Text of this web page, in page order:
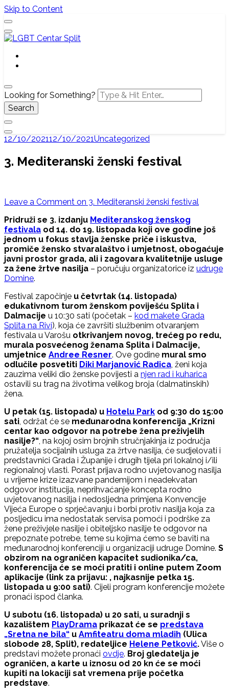
Skip to Content
LGBT Centar Split
Službena web stranica LGBT centra Split, Croatia
Looking for Something?
12/10/202112/10/2021Uncategorized
3. Mediteranski ženski festival
Leave a Comment on 3. Mediteranski ženski festival
Pridruži se 3. izdanju Mediteranskog ženskog
festivala od 14. do 19. listopada koji ove godine još
jednom u fokus stavlja ženske priče i iskustva,
promiče žensko stvaralaštvo i umjetnost, obogaćuje
javni prostor grada, ali i zagovara kvalitetnije usluge
za žene žrtve nasilja – poručuju organizatorice iz udruge
Domine.
Festival započinje u četvrtak (14. listopada)
edukativnom turom ženskom poviješću Splita i
Dalmacije u 10:30 sati (početak – kod makete Grada
Splita na Rivi), koja će završiti službenim otvaranjem
festivala u Varošu otkrivanjem novog, trećeg po redu,
murala posvećenog ženama Splita i Dalmacije,
umjetnice Andree Resner. Ove godine mural smo
odlučile posvetiti Diki Marjanović Radica, ženi koja
zauzima veliki dio ženske povijesti a njen rad i kuharica
ostavili su trag na životima velikog broja (dalmatinskih)
žena.
U petak (15. listopada) u Hotelu Park od 9:30 do 15:00
sati, održat će se međunarodna konferencija „Krizni
centar kao odgovor na potrebe žena preživjelih
nasilje?“, na kojoj osim brojnih stručnjakinja iz područja
pružatelja socijalnih usluga za žrtve nasilja, će sudjelovati i
predstavnici Grada i Županije i drugih tijela pri lokalnoj i/ili
regionalnoj vlasti. Porast prijava rodno uvjetovanog nasilja
u vrijeme krize izazvane pandemijom i neadekvatan
odgovor institucija, neprihvaćanje koncepta rodno
uvjetovanog nasilja i nedosljedna primjena Konvencije
Vijeća Europe o sprječavanju i borbi protiv nasilja koja za
posljedicu ima nedostatak servisa pomoći i podrške za
žene preživjele nasilje i obiteljsko nasilje te odgovor na
prepoznate potrebe, teme su kojima ćemo se baviti na
međunarodnoj konferenciji u organizaciji udruge Domine. S
obzirom na ograničen kapacitet sudionika/ca,
konferencija će se moći pratiti i online putem Zoom
aplikacije (link za prijavu: , najkasnije petka 15.
listopada u 9:00 sati). Cijeli program konferencije možete
pronaći ispod članka.
U subotu (16. listopada) u 20 sati, u suradnji s
kazalištem PlayDrama prikazat će se predstava
„Sretna ne bila“ u Amfiteatru doma mladih (Ulica
slobode 28, Split), redateljice Helene Petković.Više o
predstavi možete pronaći ovdje. Broj gledatelja je
ograničen, a karte u iznosu od 20 kn će se moći
kupiti na lokaciji sat vremena prije početka
predstave.